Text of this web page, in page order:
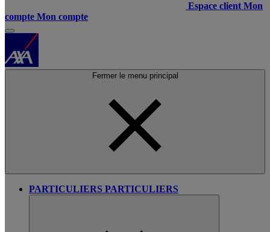
Espace client Mon
compte Mon compte
Fermer le menu principal
PARTICULIERS PARTICULIERS